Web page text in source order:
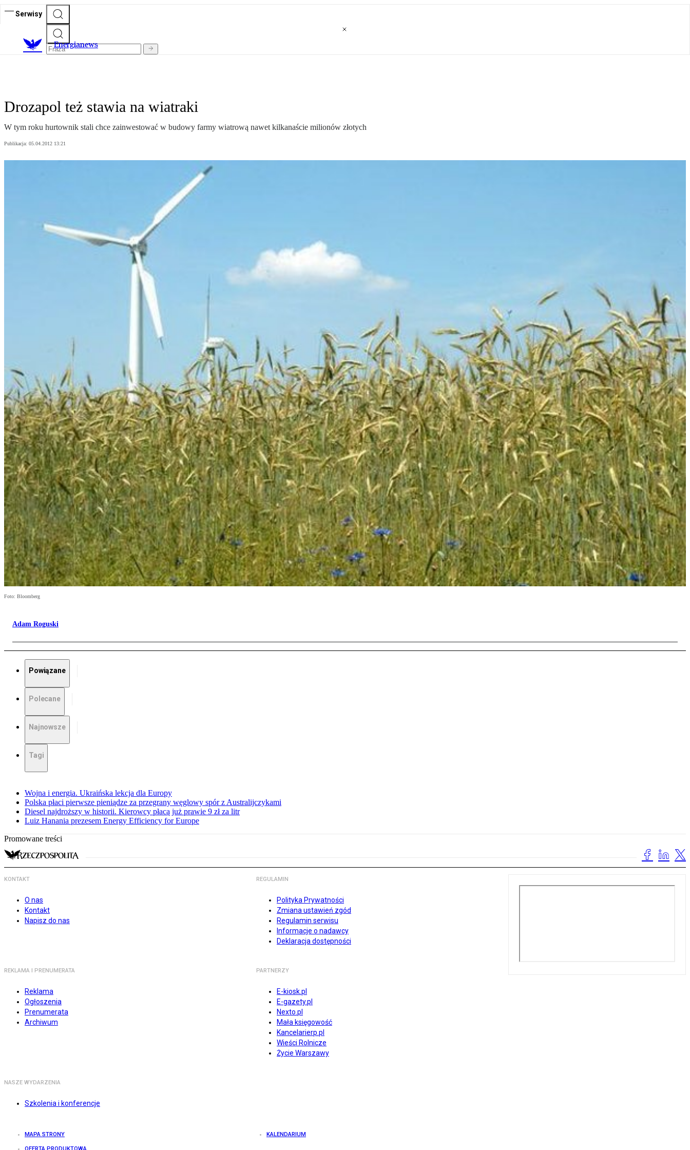
Serwisy
Energianews
Drozapol też stawia na wiatraki
W tym roku hurtownik stali chce zainwestować w budowy farmy wiatrową nawet kilkanaście milionów złotych
Publikacja: 05.04.2012 13:21
Foto: Bloomberg
Adam Roguski
Powiązane
Polecane
Najnowsze
Tagi
Wojna i energia. Ukraińska lekcja dla Europy
Polska płaci pierwsze pieniądze za przegrany węglowy spór z Australijczykami
Diesel najdroższy w historii. Kierowcy płacą już prawie 9 zł za litr
Luiz Hanania prezesem Energy Efficiency for Europe
Promowane treści
KONTAKT
O nas
Kontakt
Napisz do nas
REGULAMIN
Polityka Prywatności
Zmiana ustawień zgód
Regulamin serwisu
Informacje o nadawcy
Deklaracja dostępności
REKLAMA I PRENUMERATA
Reklama
Ogłoszenia
Prenumerata
Archiwum
PARTNERZY
E-kiosk.pl
E-gazety.pl
Nexto.pl
Mała księgowość
Kancelarierp.pl
Wieści Rolnicze
Życie Warszawy
NASZE WYDARZENIA
Szkolenia i konferencje
MAPA STRONY KALENDARIUM